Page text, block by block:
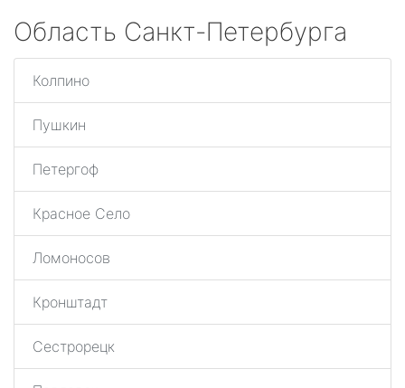
Область Санкт-Петербурга
Колпино
Пушкин
Петергоф
Красное Село
Ломоносов
Кронштадт
Сестрорецк